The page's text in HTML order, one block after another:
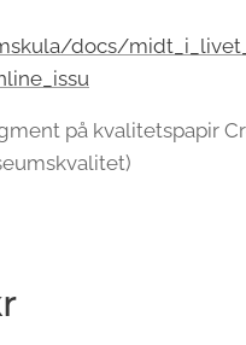
docs/
på kvalitetspapir